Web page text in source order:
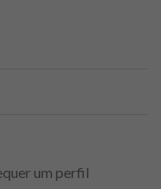
um perfil